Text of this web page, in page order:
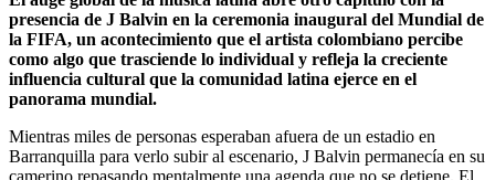
presencia de J Balvin en la ceremonia inaugural del Mundial de
la FIFA, un acontecimiento que el artista colombiano percibe
como algo que trasciende lo individual y refleja la creciente
influencia cultural que la comunidad latina ejerce en el
panorama mundial.
Mientras miles de personas esperaban afuera de un estadio en
Barranquilla para verlo subir al escenario, J Balvin permanecía en su
camerino repasando mentalmente una agenda que no se detiene. El